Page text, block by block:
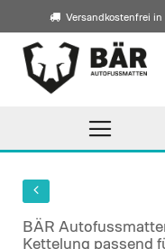
Versandkostenfrei
Direkt
zum
Inhalt
BÄR
Kettelung passend